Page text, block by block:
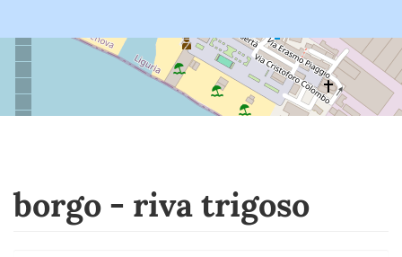
borgo - riva trigoso